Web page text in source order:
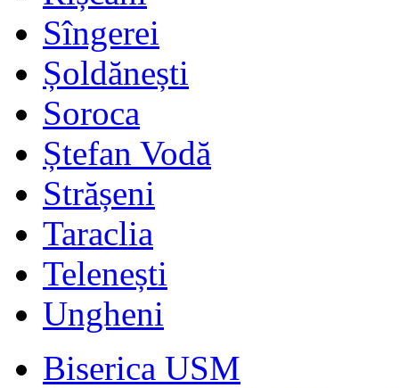
Sîngerei
Șoldănești
Soroca
Ștefan Vodă
Strășeni
Taraclia
Telenești
Ungheni
Biserica USM